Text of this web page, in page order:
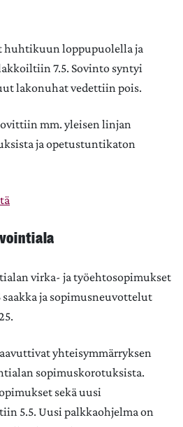
loppupuolella ja
7.5. Sovinto syntyi
lakonuhat vedettiin pois.
mm. yleisen linjan
ja opetustuntikaton
virka- ja työehtosopimukset
saakka ja sopimusneuvottelut
yhteisymmärryksen
sopimuskorotuksista.
sekä uusi
5.5. Uusi palkkaohjelma on